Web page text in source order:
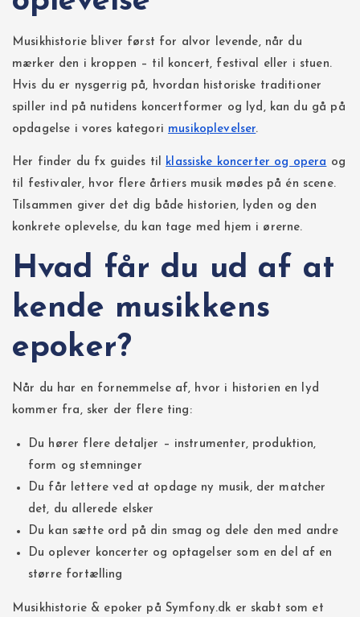
Musikhistorie bliver først for alvor levende, når du
mærker den i kroppen – til koncert, festival eller i stuen.
Hvis du er nysgerrig på, hvordan historiske traditioner
spiller ind på nutidens koncertformer og lyd, kan du gå på
opdagelse i vores kategori musikoplevelser.
Her finder du fx guides til klassiske koncerter og opera og
til festivaler, hvor flere årtiers musik mødes på én scene.
Tilsammen giver det dig både historien, lyden og den
konkrete oplevelse, du kan tage med hjem i ørerne.
Hvad får du ud af at
kende musikkens
epoker?
Når du har en fornemmelse af, hvor i historien en lyd
kommer fra, sker der flere ting:
Du hører flere detaljer – instrumenter, produktion,
form og stemninger
Du får lettere ved at opdage ny musik, der matcher
det, du allerede elsker
Du kan sætte ord på din smag og dele den med andre
Du oplever koncerter og optagelser som en del af en
større fortælling
Musikhistorie & epoker på Symfony.dk er skabt som et